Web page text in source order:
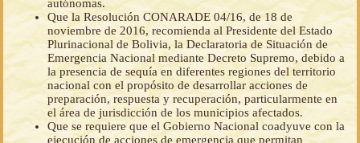
autónomas.
Que la Resolución CONARADE 04/16, de 18 de
noviembre de 2016, recomienda al Presidente del Estado
Plurinacional de Bolivia, la Declaratoria de Situación de
Emergencia Nacional mediante Decreto Supremo, debido a
la presencia de sequía en diferentes regiones del territorio
nacional con el propósito de desarrollar acciones de
preparación, respuesta y recuperación, particularmente en
el área de jurisdicción de los municipios afectados.
Que se requiere que el Gobierno Nacional coadyuve con la
ejecución de acciones de emergencia que permitan